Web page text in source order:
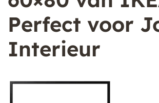
Perfect voor
Interieur